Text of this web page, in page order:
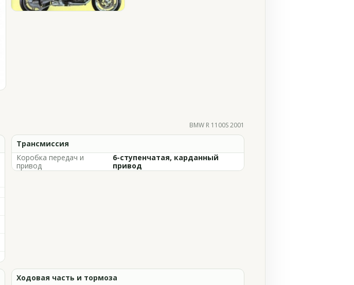
BMW R 1100S 2001
Трансмиссия
Коробка передач и
привод
6-ступенчатая, карданный
привод
Ходовая часть и тормоза